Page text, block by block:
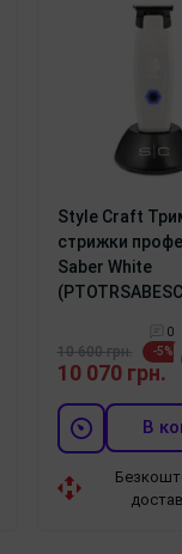
Style Craft
стрижки
Saber White
0
10 600 грн. -5%
10 070 грн.
В